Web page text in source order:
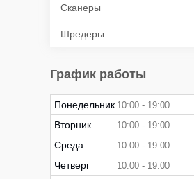
Сканеры
Шредеры
График работы
Понедельник 10:00 19:00
Вторник 10:00 19:00
Среда 10:00 19:00
Четверг 10:00 19:00